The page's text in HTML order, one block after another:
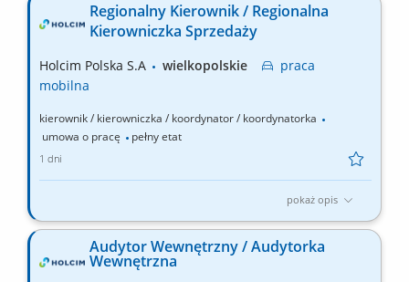
Koordynowanie prac na placach budowy oraz nadzór nad
generalnymi wykonawcami, dostawcami technologii i
terminowej realizacji...
Regionalny Kierownik / Regionalna
Kierowniczka Sprzedaży
Holcim Polska S.A wielkopolskie
praca
mobilna
kierownik / kierowniczka / koordynator / koordynatorka
umowa o pracę
pełny etat
1 dni
pokaż opis
Zakres obowiązków: Realizacja założonych budżetów sprzedaży
na podległym terenie: wielkopolskie, łódzkie, lubuskie,
zachodniopomorskie.​ Budowanie strategii sprzedaży w regionie:
tworzenie i wdrażanie indywidualnych planów rozwoju dla
Audytor Wewnętrzny / Audytorka
Wewnętrzna